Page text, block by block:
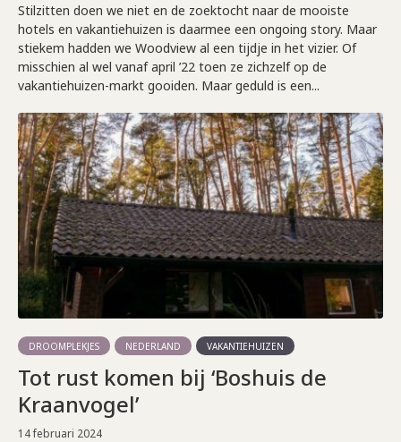
Stilzitten doen we niet en de zoektocht naar de mooiste
hotels en vakantiehuizen is daarmee een ongoing story. Maar
stiekem hadden we Woodview al een tijdje in het vizier. Of
misschien al wel vanaf april ’22 toen ze zichzelf op de
vakantiehuizen-markt gooiden. Maar geduld is een...
DROOMPLEKJES NEDERLAND VAKANTIEHUIZEN
Tot rust komen bij ‘Boshuis de
Kraanvogel’
14 februari 2024